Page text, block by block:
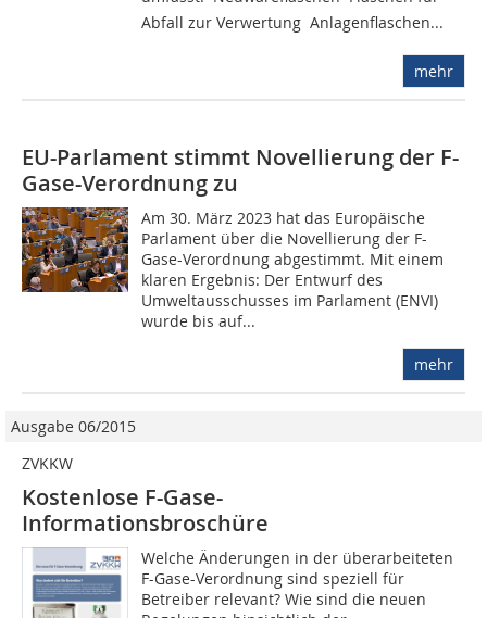
Abfall zur Verwertung  Anlagenflaschen...
mehr
EU-Parlament stimmt Novellierung der F-
Gase-Verordnung zu
Am 30. März 2023 hat das Europäische
Parlament über die Novellierung der F-
Gase-Verordnung abgestimmt. Mit einem
klaren Ergebnis: Der Entwurf des
Umweltausschusses im Parlament (ENVI)
wurde bis auf...
mehr
Ausgabe 06/2015
ZVKKW
Kostenlose F-Gase-
Informationsbroschüre
Welche Änderungen in der überarbeiteten
F-Gase-Verordnung sind speziell für
Betreiber relevant? Wie sind die neuen